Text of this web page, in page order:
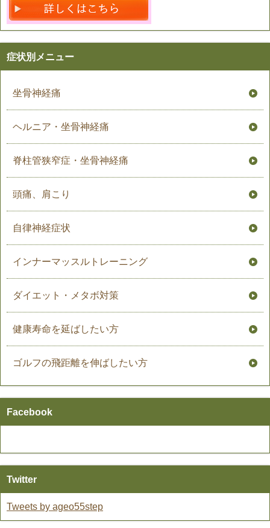
症状別メニュー
坐骨神経痛
ヘルニア・坐骨神経痛
脊柱管狭窄症・坐骨神経痛
頭痛、肩こり
自律神経症状
インナーマッスルトレーニング
ダイエット・メタボ対策
健康寿命を延ばしたい方
ゴルフの飛距離を伸ばしたい方
Facebook
Twitter
Tweets by ageo55step